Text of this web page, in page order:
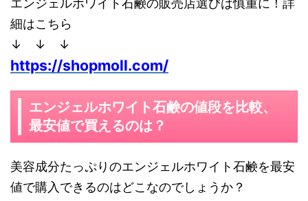
エンジェルホワイト石鹸の販売店選びは慎重に！詳
細はこちら
↓ ↓ ↓
https://shopmoll.com/
エンジェルホワイト石鹸の値段を比較、
最安値で買えるのは？
美容成分たっぷりのエンジェルホワイト石鹸を最安
値で購入できるのはどこなのでしょうか？